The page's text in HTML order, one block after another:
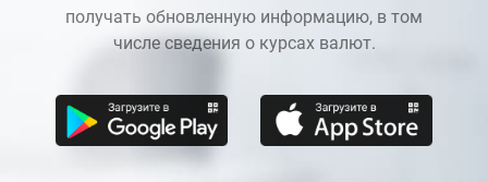
получать обновленную информацию, в том
числе сведения о курсах валют.